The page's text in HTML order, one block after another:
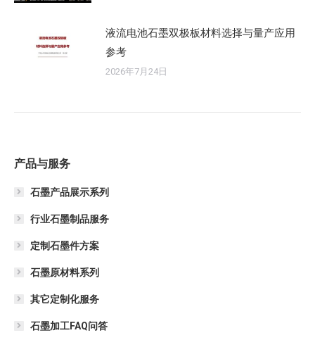
液流电池石墨双极板材料选择与量产应用
参考
2026年7月24日
产品与服务
石墨产品展示系列
行业石墨制品服务
定制石墨件方案
石墨原材料系列
其它定制化服务
石墨加工FAQ问答